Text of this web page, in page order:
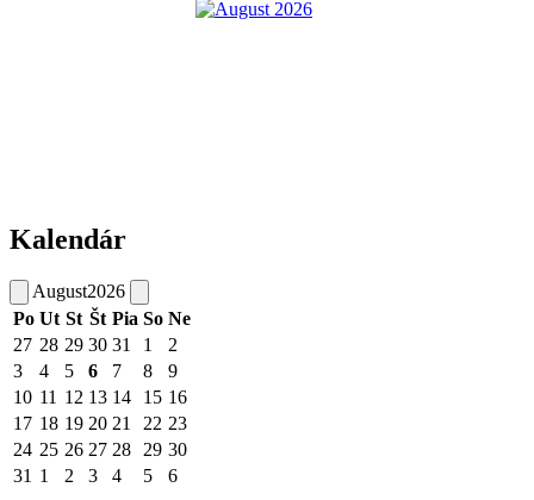
Kalendár
August2026
Po Ut St Št Pia So Ne
27 28 29 30 31 1
2
3
4 5 6 7 8
9
10 11 12 13 14 15 16
17 18 19 20 21 22 23
24 25 26 27 28 29 30
31 1 2 3 4 5 6